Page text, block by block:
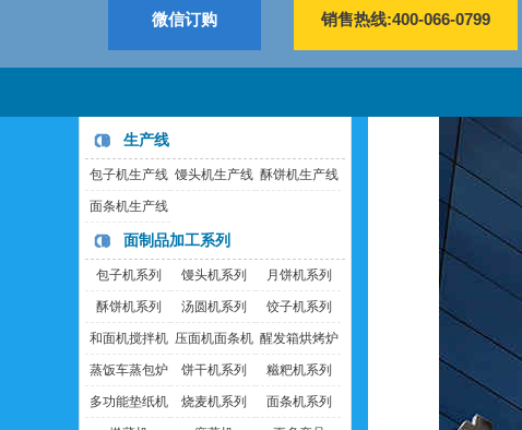
微信订购 销售热线:400-066-0799
生产线
包子机生产线 馒头机生产线 酥饼机生产线
面条机生产线
面制品加工系列
包子机系列 馒头机系列 月饼机系列
酥饼机系列 汤圆机系列 饺子机系列
和面机搅拌机 压面机面条机 醒发箱烘烤炉
蒸饭车蒸包炉 饼干机系列 糍粑机系列
多功能垫纸机 烧麦机系列 面条机系列